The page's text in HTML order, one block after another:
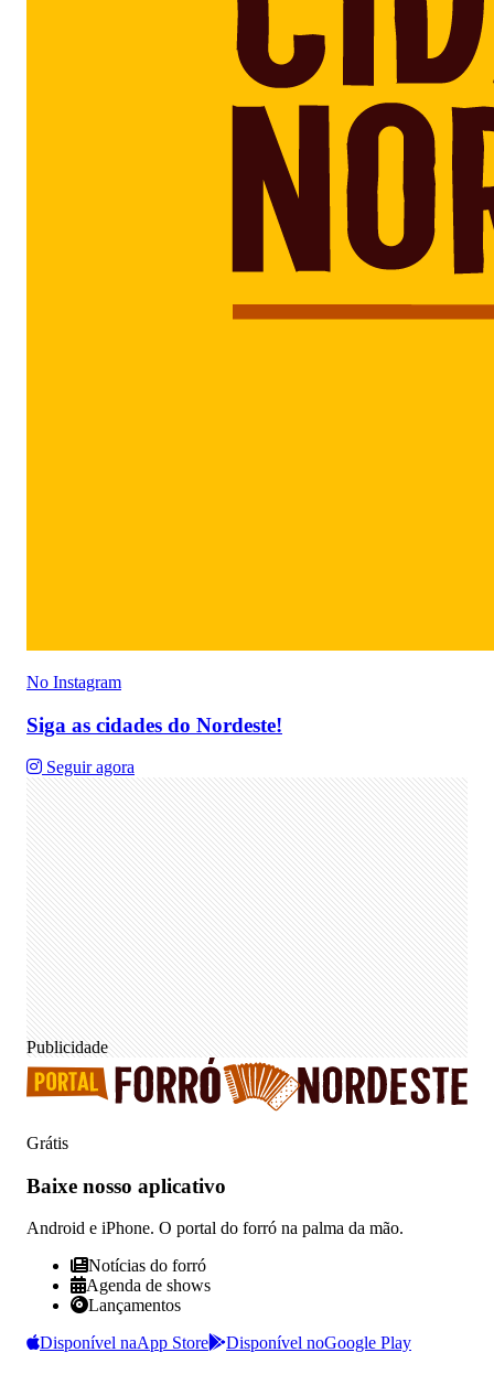
No Instagram
Siga as cidades do Nordeste!
Seguir agora
Publicidade
Grátis
Baixe nosso aplicativo
Android e iPhone. O portal do forró na palma da mão.
Notícias do forró
Agenda de shows
Lançamentos
Disponível naApp Store Disponível noGoogle Play